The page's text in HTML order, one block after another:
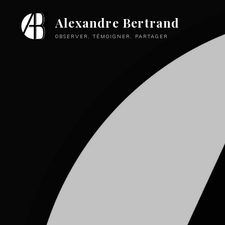
contenu
Alexandre Bertrand
OBSERVER, TÉMOIGNER, PARTAGER